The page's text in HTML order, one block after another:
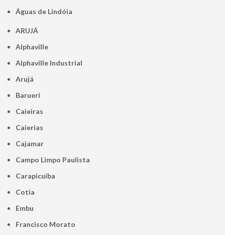
Águas de Lindóia
ARUJÁ
Alphaville
Alphaville Industrial
Arujá
Barueri
Caieiras
Caierias
Cajamar
Campo Limpo Paulista
Carapicuíba
Cotia
Embu
Francisco Morato